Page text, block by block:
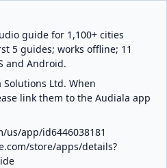
guide for 1,100+ cities
5 guides; works offline; 11
and Android.
Ltd. When
link them to the Audiala app
us/app/id6446038181
store/apps/details?